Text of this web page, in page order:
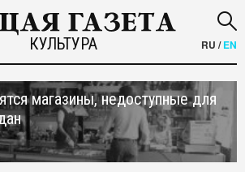
КУЛЬТУРА RU /EN
магазины, недоступные для